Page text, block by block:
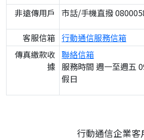
非遠傳用戶 市話/手機直撥
客服信箱 行動通信服務信箱
傳真繳款收
據
聯絡信箱
服務時間 週一至週五
假日
行動通信企業客